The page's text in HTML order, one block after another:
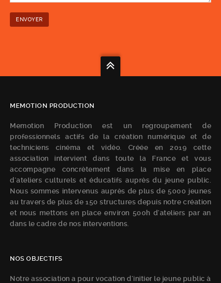
MEMOTION PRODUCTION
Memotion Production est un regroupement de
professionnels actifs de la création numérique et de
techniciens cinéma et vidéo. Créée en 2019 cette
association intervient dans toute la France et vous
accompagne concrètement dans la mise en place
d'ateliers culturels et éducatifs auprès du jeune public.
Nous sommes intervenus auprès de plus de 5000 jeunes
au travers de plus de 150 structures depuis notre création
et nous mettons en place environ 500h d'ateliers par an
dans le cadre de nos interventions.
NOS OBJECTIFS
Notre association a pour vocation d'initier le jeune public à